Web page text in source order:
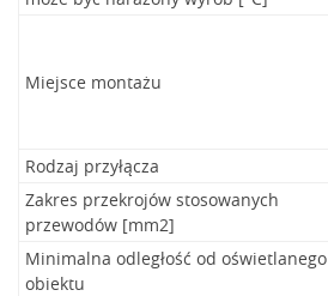
Miejsce montażu
Rodzaj przyłącza
Zakres przekrojów stosowanych
przewodów [mm2]
Minimalna odległość od oświetlanego
obiektu